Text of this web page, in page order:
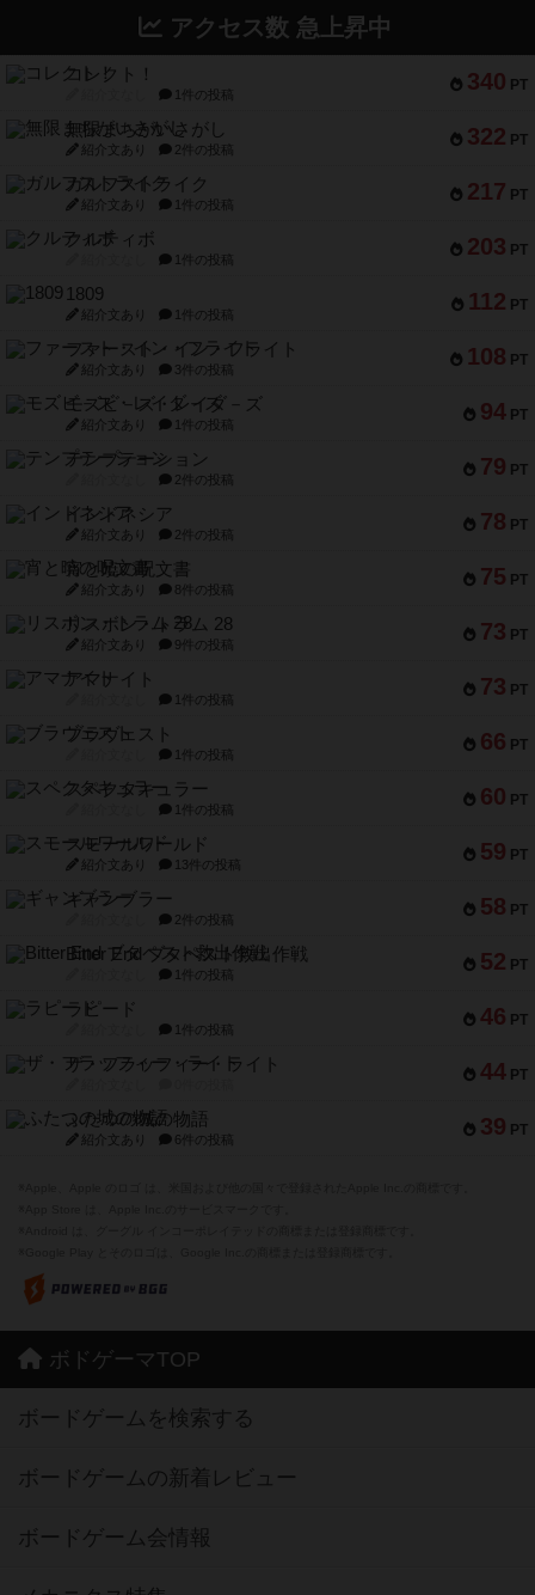
アクセス数 急上昇中
340 PT
コレクト！
1件の投稿
322 PT
無限まちがいさがし
紹介文あり 2件の投稿
217 PT
ガルフストライク
紹介文あり 1件の投稿
203 PT
クルティボ
1件の投稿
112 PT
1809
紹介文あり 1件の投稿
108 PT
ファースト・イン・フライト
紹介文あり 3件の投稿
94 PT
モズビ－ズ・レイダ－ズ
紹介文あり 1件の投稿
79 PT
テンプテーション
2件の投稿
78 PT
インドネシア
紹介文あり 2件の投稿
75 PT
宵と暁の呪文書
紹介文あり 8件の投稿
73 PT
リスボン・トラム 28
紹介文あり 9件の投稿
73 PT
アマナイト
1件の投稿
66 PT
ブラヴェスト
1件の投稿
60 PT
スペクタキュラー
1件の投稿
59 PT
スモールワールド
紹介文あり 13件の投稿
58 PT
ギャンブラー
2件の投稿
52 PT
Bitter End ブタペスト救出作戦
1件の投稿
46 PT
ラピード
1件の投稿
44 PT
ザ・フラッフィー・ライト
39 PT
ふたつの城の物語
紹介文あり 6件の投稿
ボドゲーマTOP
ボードゲームを検索する
ボードゲームの新着レビュー
ボードゲーム会情報